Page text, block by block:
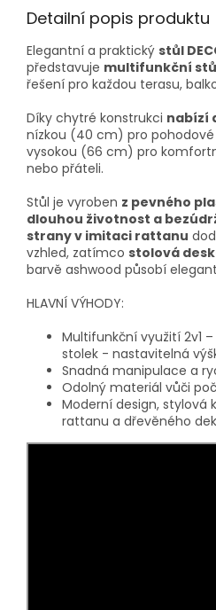
Detailní popis produktu
Elegantní a praktický stůl
představuje multifunkční
řešení pro každou terasu,
Díky chytré konstrukci nabízí
nízkou (40 cm) pro pohodové
vysokou (66 cm) pro
nebo přáteli.
Stůl je vyroben z pevného
dlouhou životnost a
strany v imitaci rattanu
vzhled, zatímco stolová
barvě ashwood působí
HLAVNÍ VÝHODY:
Multifunkční využití 2v1
stolek - nastavitelná
Snadná manipulace a
Odolný materiál vůči
Moderní design,
rattanu a dřevěného